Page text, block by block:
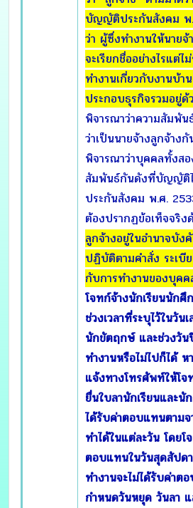
บัญญัติประกันสังคม พ
ว่า ผู้ซึ่งทำงานให้นายจ้
จะเรียกชื่ออย่างไรแต่
ทำงานเกี่ยวกับงานบ้า
ประกอบธุรกิจรวมอยู่ด้
พิจารณาว่าความสัมพั
ว่าเป็นนายจ้างลูกจ้าง
พิจารณาว่าบุคคลทั้งส
สัมพันธ์กันดังที่บัญญัติ
ประกันสังคม พ.ศ.
ต้องปรากฏข้อเท็จจริง
ลูกจ้างอยู่ในอำนาจบั
ปฏิบัติตามคำสั่ง ระเบี
กับการทำงานของบุคค
โจทก์จ้างนักเรียนนักศึ
ช่วงเวลาที่ระบุไว้ในวั
นักขัตฤกษ์ และช่วงวัน
ทำงานหรือไม่ไปก็ได้ ห
แจ้งทางโทรศัพท์ให้โ
ยื่นใบลานักเรียนและนั
ได้รับค่าตอบแทนตาม
ทำได้ในแต่ละวัน โดยโ
ตอบแทนในวันสุดสัปด
ทำงานจะไม่ได้รับค่าต
กำหนดวันหยุด วันลา